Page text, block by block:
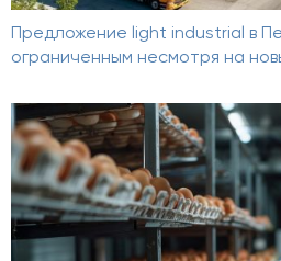
Предложение light industrial в
ограниченным несмотря на